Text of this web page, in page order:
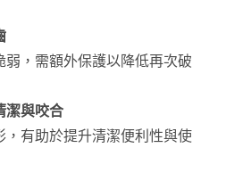
弱，需額外保護以降低再次破
潔與咬合
，有助於提升清潔便利性與使